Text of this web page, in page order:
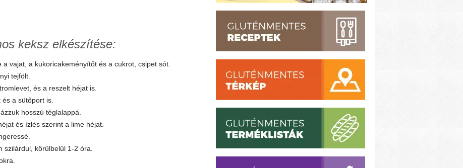
keksz elkészítése:
vajat, a kukoricakeményítőt és a cukrot, csipet sót.
tejfölt.
és a reszelt héjat is.
a sütőport is.
hosszú téglalappá.
és ízlés szerint a lime héjat.
körülbelül 1-2 óra.